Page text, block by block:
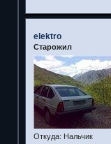
elektro
Старожил
Откуда: Нальчик